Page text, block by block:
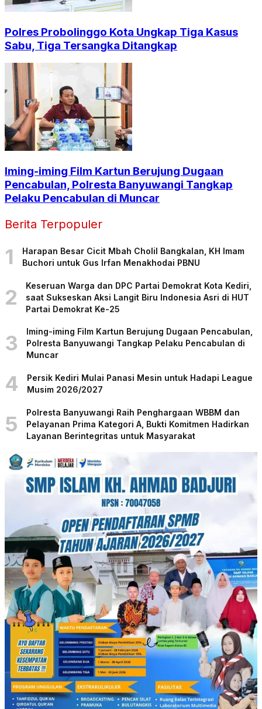
Polres Probolinggo Kota Ungkap Tiga Kasus
Sabu, Tiga Tersangka Ditangkap
Iming-iming Film Kartun Berujung Dugaan
Pencabulan, Polresta Banyuwangi Tangkap
Pelaku Pencabulan di Muncar
Berita Terpopuler
1
Harapan Besar Cicit Mbah Cholil Bangkalan, KH Imam
Buchori untuk Gus Irfan Menakhodai PBNU
2
Keseruan Warga dan DPC Partai Demokrat Kota Kediri,
saat Sukseskan Aksi Langit Biru Indonesia Asri di HUT
Partai Demokrat Ke-25
3
Iming-iming Film Kartun Berujung Dugaan Pencabulan,
Polresta Banyuwangi Tangkap Pelaku Pencabulan di
Muncar
4
Persik Kediri Mulai Panasi Mesin untuk Hadapi League
Musim 2026/2027
5
Polresta Banyuwangi Raih Penghargaan WBBM dan
Pelayanan Prima Kategori A, Bukti Komitmen Hadirkan
Layanan Berintegritas untuk Masyarakat